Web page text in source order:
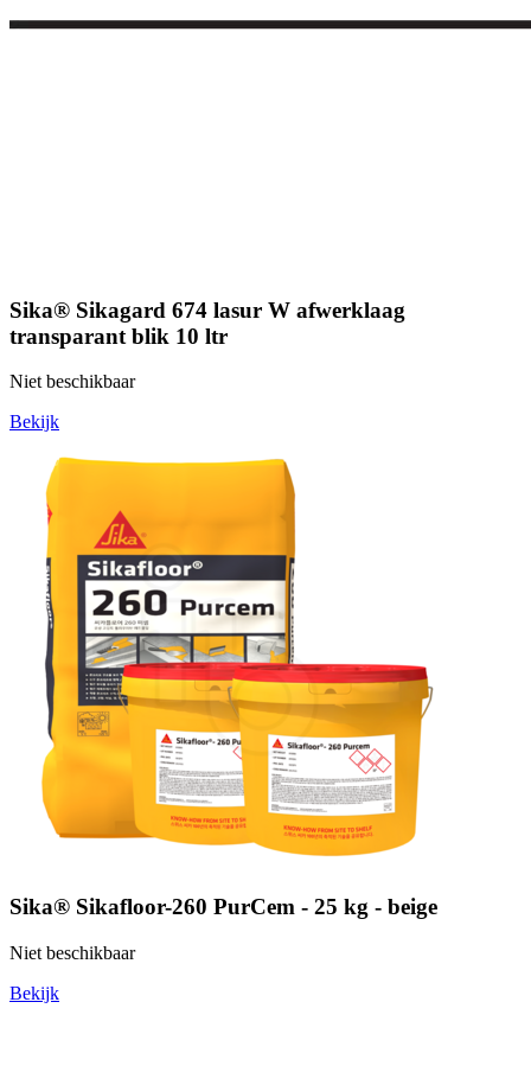
Sika® Sikagard 674 lasur W afwerklaag
transparant blik 10 ltr
Niet beschikbaar
Bekijk
Sika® Sikafloor-260 PurCem - 25 kg - beige
Niet beschikbaar
Bekijk